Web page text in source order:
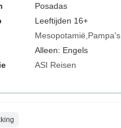
Posadas
Leeftijden 16+
Mesopotamië Pampa's
Alleen: Engels
ASI Reisen